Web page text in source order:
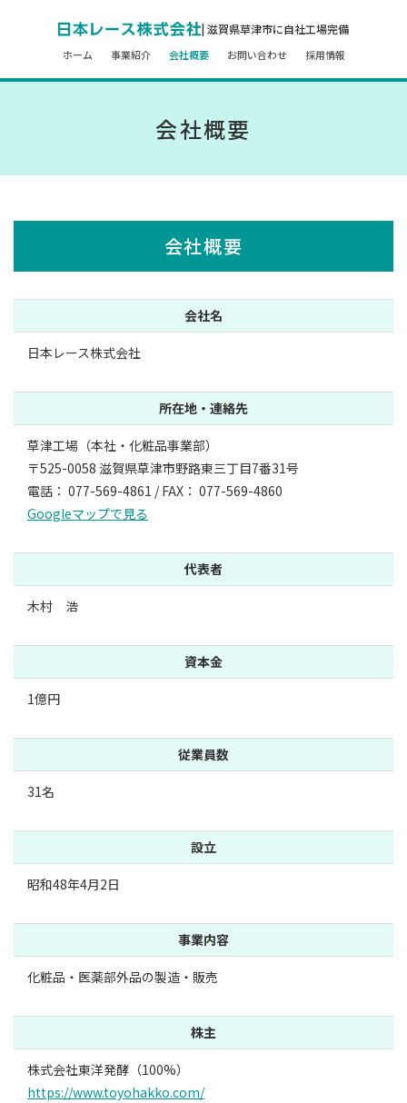
| 滋賀県草津市に自社工場完備
ホーム 事業紹介 会社概要 お問い合わせ 採用情報
会社概要
会社概要
会社名
日本レース株式会社
所在地・連絡先
草津工場（本社・化粧品事業部）
〒525-0058 滋賀県草津市野路東三丁目7番31号
電話： 077-569-4861 / FAX： 077-569-4860
Googleマップで見る
代表者
木村 浩
資本金
1億円
従業員数
31名
設立
昭和48年4月2日
事業内容
化粧品・医薬部外品の製造・販売
株主
株式会社東洋発酵（100%）
https://www.toyohakko.com/